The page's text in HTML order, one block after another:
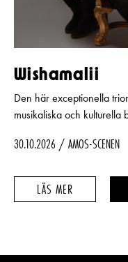
Wishamalii
Den här exceptionella
musikaliska och kulturella
30.10.2026 AMOS-SCENEN
WISHAMALII
–
LÄS MER